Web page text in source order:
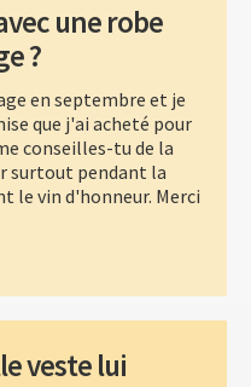
une robe
?
en septembre et je
que j'ai acheté pour
conseilles-tu de la
surtout pendant la
le vin d'honneur. Merci
veste lui